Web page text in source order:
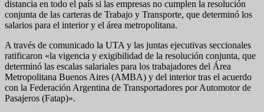
distancia en todo el país si las empresas no cumplen la resolución
conjunta de las carteras de Trabajo y Transporte, que determinó los
salarios para el interior y el área metropolitana.
A través de comunicado la UTA y las juntas ejecutivas seccionales
ratificaron «la vigencia y exigibilidad de la resolución conjunta, que
determinó las escalas salariales para los trabajadores del Área
Metropolitana Buenos Aires (AMBA) y del interior tras el acuerdo
con la Federación Argentina de Transportadores por Automotor de
Pasajeros (Fatap)».